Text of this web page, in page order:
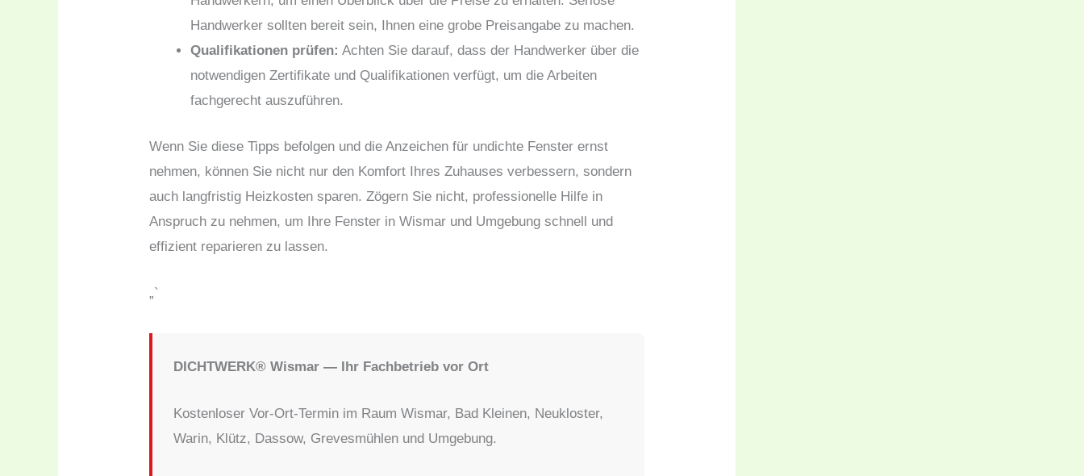
Handwerker sollten bereit sein, Ihnen eine grobe Preisangabe zu machen.
Qualifikationen prüfen: Achten Sie darauf, dass der Handwerker über die
notwendigen Zertifikate und Qualifikationen verfügt, um die Arbeiten
fachgerecht auszuführen.
Wenn Sie diese Tipps befolgen und die Anzeichen für undichte Fenster ernst
nehmen, können Sie nicht nur den Komfort Ihres Zuhauses verbessern, sondern
auch langfristig Heizkosten sparen. Zögern Sie nicht, professionelle Hilfe in
Anspruch zu nehmen, um Ihre Fenster in Wismar und Umgebung schnell und
effizient reparieren zu lassen.
„`
DICHTWERK® Wismar — Ihr Fachbetrieb vor Ort
Kostenloser Vor-Ort-Termin im Raum Wismar, Bad Kleinen, Neukloster,
Warin, Klütz, Dassow, Grevesmühlen und Umgebung.